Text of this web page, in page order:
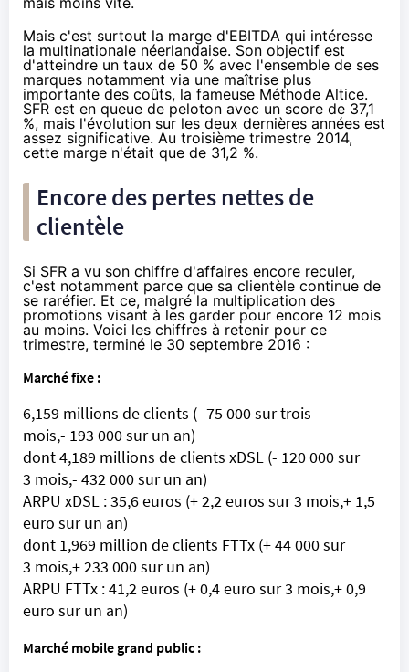
Mais c'est surtout la marge d'EBITDA qui intéresse
la multinationale néerlandaise. Son objectif est
d'atteindre un taux de 50 % avec l'ensemble de ses
marques notamment via une maîtrise plus
importante des coûts, la fameuse Méthode Altice.
SFR est en queue de peloton avec un score de 37,1
%, mais l'évolution sur les deux dernières années est
assez significative. Au troisième trimestre 2014,
cette marge n'était que de 31,2 %.
Encore des pertes nettes de
clientèle
Si SFR a vu son chiffre d'affaires encore reculer,
c'est notamment parce que sa clientèle continue de
se raréfier. Et ce, malgré la multiplication des
promotions visant à les garder pour encore 12 mois
au moins. Voici les chiffres à retenir pour ce
trimestre, terminé le 30 septembre 2016 :
Marché fixe :
6,159 millions de clients (- 75 000 sur trois
mois,- 193 000 sur un an)
dont 4,189 millions de clients xDSL (- 120 000 sur
3 mois,- 432 000 sur un an)
ARPU xDSL : 35,6 euros (+ 2,2 euros sur 3 mois,+ 1,5
euro sur un an)
dont 1,969 million de clients FTTx (+ 44 000 sur
3 mois,+ 233 000 sur un an)
ARPU FTTx : 41,2 euros (+ 0,4 euro sur 3 mois,+ 0,9
euro sur un an)
Marché mobile grand public :